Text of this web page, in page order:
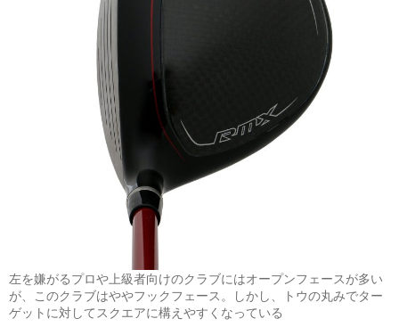
左を嫌がるプロや上級者向けのクラブにはオープンフェースが多い
が、このクラブはややフックフェース。しかし、トウの丸みでター
ゲットに対してスクエアに構えやすくなっている